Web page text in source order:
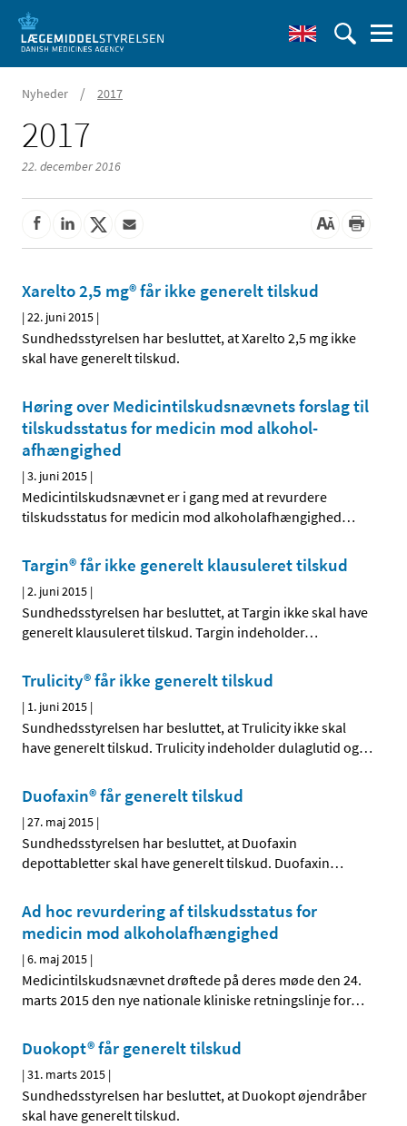
Nyheder / 2017
2017
22. december 2016
Xarelto 2,5 mg® får ikke generelt tilskud
|22. juni 2015 |
Sundhedsstyrelsen har besluttet, at Xarelto 2,5 mg ikke
skal have generelt tilskud.
Høring over Medicintilskuds­nævnets forslag til
tilskudsstatus for medicin mod alkohol­
afhængighed
|3. juni 2015 |
Medicintilskudsnævnet er i gang med at revurdere
tilskudsstatus for medicin mod alkoholafhængighed…
Targin® får ikke generelt klausuleret tilskud
|2. juni 2015 |
Sundhedsstyrelsen har besluttet, at Targin ikke skal have
generelt klausuleret tilskud. Targin indeholder…
Trulicity® får ikke generelt tilskud
| 1. juni 2015 |
Sundhedsstyrelsen har besluttet, at Trulicity ikke skal
have generelt tilskud. Trulicity indeholder dulaglutid og…
Duofaxin® får generelt tilskud
|27. maj 2015 |
Sundhedsstyrelsen har besluttet, at Duofaxin
depottabletter skal have generelt tilskud. Duofaxin…
Ad hoc revurdering af tilskudsstatus for
medicin mod alkoholafhængighed
|6. maj 2015 |
Medicintilskudsnævnet drøftede på deres møde den 24.
marts 2015 den nye nationale kliniske retningslinje for…
Duokopt® får generelt tilskud
|31. marts 2015 |
Sundhedsstyrelsen har besluttet, at Duokopt øjendråber
skal have generelt tilskud.